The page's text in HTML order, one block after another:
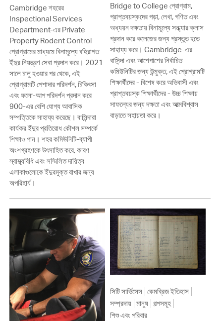
Cambridge শহরের
Inspectional Services
Department-এর Private
Property Rodent Control
প্রোগ্রামের মাধ্যমে বিনামূল্যে বহিরাগত
ইঁদুর নিয়ন্ত্রণ সেবা প্রদান করে। 2021
সালে চালু হওয়ার পর থেকে, এই
প্রোগ্রামটি পেশাদার পরিদর্শন, চিকিৎসা
এবং ফলো-আপ পরিদর্শন প্রদান করে
900-এর বেশি যোগ্য আবাসিক
সম্পত্তিকে সাহায্য করেছে। বাসিন্দারা
কার্যকর ইঁদুর প্রতিরোধ কৌশল সম্পর্কে
শিক্ষাও পান। শহর কমিউনিটি-ব্যাপী
অংশগ্রহণকে উৎসাহিত করে, কারণ
স্বাস্থ্যবিধি এবং সম্মিলিত দায়িত্ব
এলাকাগুলোকে ইঁদুরমুক্ত রাখার জন্য
অপরিহার্য।
Bridge to College প্রোগ্রাম,
প্রাপ্তবয়স্কদের পড়া, লেখা, গণিত এবং
অধ্যয়ন দক্ষতায় বিনামূল্যে সন্ধ্যার ক্লাস
প্রদান করে কলেজের জন্য প্রস্তুত হতে
সাহায্য করে। Cambridge-এর
বাসিন্দা এবং আশেপাশের নির্বাচিত
কমিউনিটির জন্য উন্মুক্ত, এই প্রোগ্রামটি
শিক্ষার্থীদের - বিশেষ করে অভিবাসী এবং
প্রাপ্তবয়স্ক শিক্ষার্থীদের - উচ্চ শিক্ষায়
সাফল্যের জন্য দক্ষতা এবং আত্মবিশ্বাস
বাড়াতে সহায়তা করে।
সিটি সার্ভিসেস কেমব্রিজ ইতিহাস
সম্প্রদায় মানুষ গল্পসমূহ
শিশু এবং পরিবার